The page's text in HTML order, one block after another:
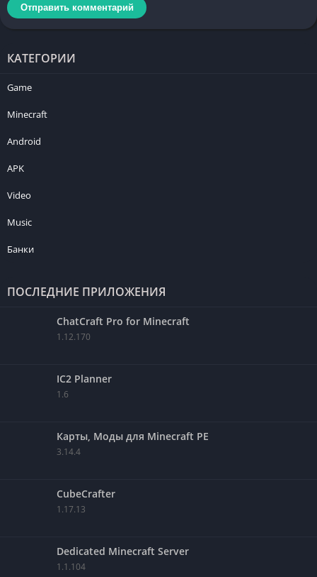
КАТЕГОРИИ
Game
Minecraft
Android
APK
Video
Music
Банки
ПОСЛЕДНИЕ ПРИЛОЖЕНИЯ
ChatCraft Pro for Minecraft
1.12.170
IC2 Planner
1.6
Карты, Моды для Minecraft PE
3.14.4
CubeCrafter
1.17.13
Dedicated Minecraft Server
1.1.104